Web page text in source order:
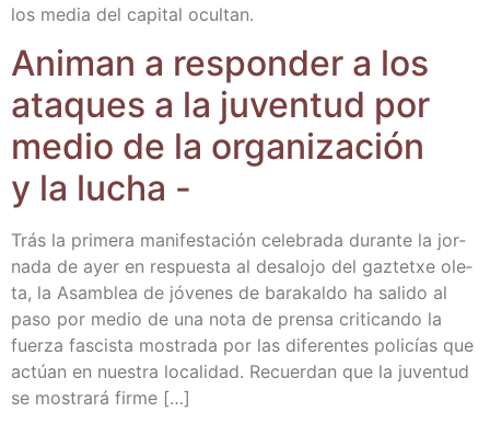
los media del capi­tal ocultan.
Ani­man a res­pon­der a los
ata­ques a la juven­tud por
medio de la orga­ni­za­ción
y la lucha -
Trás la pri­me­ra mani­fes­ta­ción cele­bra­da duran­te la jor­
na­da de ayer en res­pues­ta al des­alo­jo del gaz­tetxe ole­
ta, la Asam­blea de jóve­nes de bara­kal­do ha sali­do al
paso por medio de una nota de pren­sa cri­ti­can­do la
fuer­za fas­cis­ta mos­tra­da por las dife­ren­tes poli­cías que
actúan en nues­tra loca­li­dad. Recuer­dan que la juven­tud
se mos­tra­rá firme […]